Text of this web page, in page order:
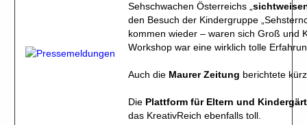
Sehschwachen Österreichs „
den Besuch der Kindergruppe
kommen wieder – waren sich Groß und
Workshop war eine wirklich tolle
Auch die Maurer Zeitung berichtete
Die Plattform für Eltern und
das KreativReich ebenfalls toll.